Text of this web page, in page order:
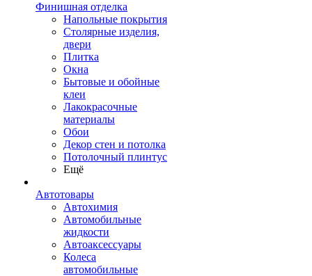
Финишная отделка
Напольные покрытия
Столярные изделия,
двери
Плитка
Окна
Бытовые и обойные
клеи
Лакокрасочные
материалы
Обои
Декор стен и потолка
Потолочный плинтус
Ещё
Автотовары
Автохимия
Автомобильные
жидкости
Автоаксессуары
Колеса
автомобильные